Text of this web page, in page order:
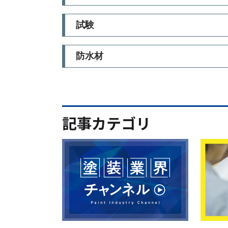
試験
防水材
記事カテゴリ